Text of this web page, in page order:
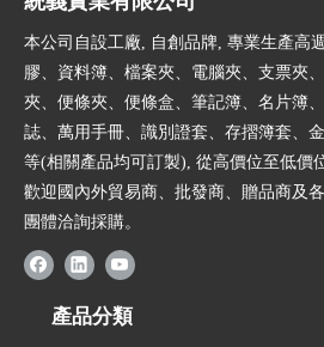
本公司自設工廠, 自創品牌, 專業生產高
膠、資料簿、檔案夾、電腦夾、支票夾
夾、便條夾、便條盒、筆記簿、名片簿
誌、萬用手冊、識別證套、存摺簿套、
等(相關產品均可訂製), 從高價位至低價
歡迎國內外貿易商、批發商、贈品商及
團體洽詢採購。
產品分類